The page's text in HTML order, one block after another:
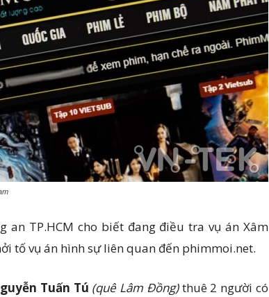
an TP.HCM cho biết đang điều tra vụ án Xâm
tố vụ án hình sự liên quan đến phimmoi.net.
Tuấn Tú (quê Lâm Đồng)thuê 2 người có